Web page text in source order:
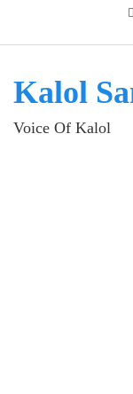
Kalol
Voice Of Kalol